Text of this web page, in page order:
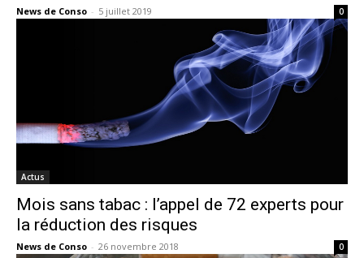
News de Conso - 5 juillet 2019 0
Actus
Mois sans tabac : l’appel de 72 experts pour
la réduction des risques
News de Conso - 26 novembre 2018 0